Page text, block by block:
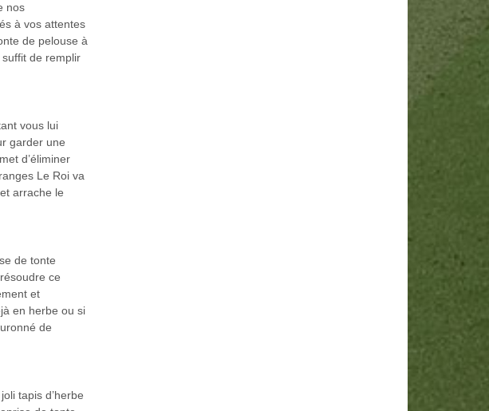
nos
à vos attentes
de pelouse à
de remplir
vous lui
garder une
d’éliminer
Le Roi va
arrache le
de tonte
ce
et
en herbe ou si
de
tapis d’herbe